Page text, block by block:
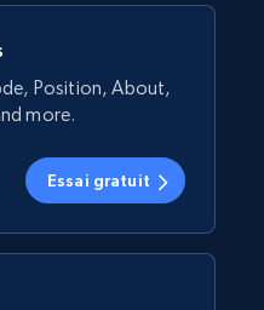
Position, About,
more.
Essai gratuit